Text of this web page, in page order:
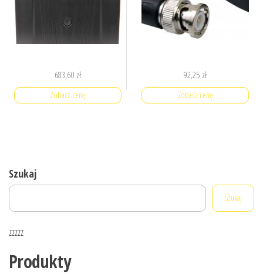
683,60 zł
Zobacz cenę
92,25 zł
Zobacz cenę
Szukaj
Szukaj
zzzzz
Produkty